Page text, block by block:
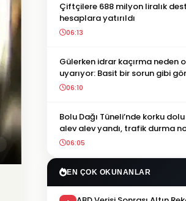
Çiftçilere 688 milyon liralık
hesaplara yatırıldı
06:13
Gülerken idrar kaçırma neden
uyarıyor: Basit bir sorun gibi
06:10
Bolu Dağı Tüneli’nde korku
alev alev yandı, trafik durma
06:05
EN ÇOK OKUNANLAR